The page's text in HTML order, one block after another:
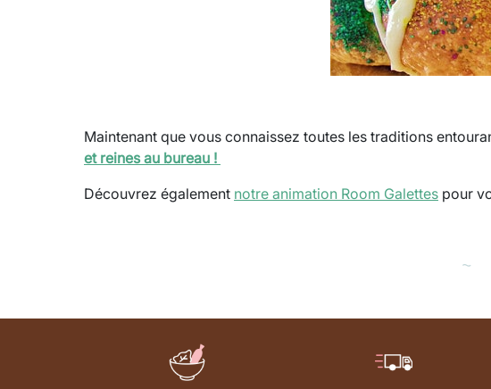
Maintenant que vous connaissez toutes les traditions
et reines au bureau !
Découvrez également notre animation Room Galettes pour
⁓